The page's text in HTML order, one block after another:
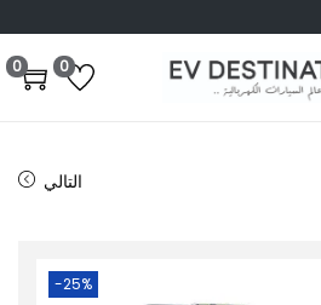
0
0
التالي
-25%